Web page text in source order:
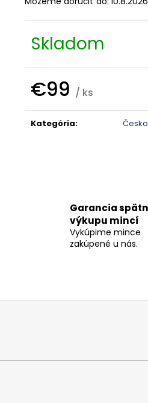
Skladom
€99 / ks
cena:
Kategória:
Garancia
výkupu mincí
Vykúpime mince
zakúpené u nás.